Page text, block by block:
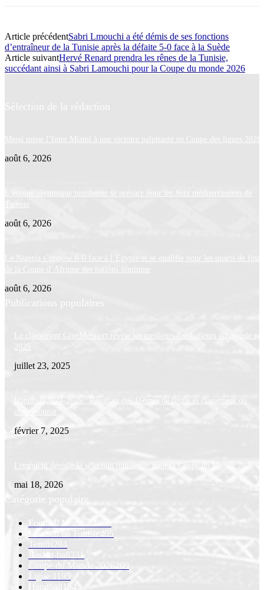
Article précédentSabri Lmouchi a été démis de ses fonctions
d’entraîneur de la Tunisie après la défaite 5-0 face à la Suède
Article suivantHervé Renard prendra les rênes de la Tunisie,
succédant ainsi à Sabri Lamouchi pour la Coupe du monde 2026
Sélection de la rédaction
Messi mène l’Inter Miami à une victoire palpitante en Coupe des ligues 2026
août 6, 2026
L’équipe olympique tunisienne se prépare pour les Jeux méditerranéens de
Tarente
août 6, 2026
Le Nigeria s’impose 6-0 face à l’Égypte et se qualifie pour les quarts de
de la Coupe d’Afrique des nations féminine
août 6, 2026
Publications populaires
Le classement GiveMeSport révèle les meilleurs footballeurs du monde
juillet 23, 2025
Handball 2024-2025 : Résultats des 16èmes de finale et classement du
championnat
février 7, 2025
Lemouchi dévoile la sélection tunisienne pour la Coupe du Monde 2026
mai 18, 2026
Catégorie populaire
Football Mondial
1256
Football en Tunisie 405
Tennis
284
Basket-ball
231
Coupe du Monde 2026 209
Ligue 1
195
Handball
154